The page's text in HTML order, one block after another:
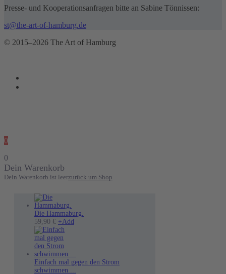
Presse- und Kooperationsanfragen bitte an Sabine Tönnissen:
st@the-art-of-hamburg.de
© 2015–2026 The Art of Hamburg
0
0
Dein Warenkorb
Dein Warenkorb ist leerzurück um Shop
Die Hammaburg.
59,90 € +Add
auf.
Einfach mal gegen den Strom
schwimmen....